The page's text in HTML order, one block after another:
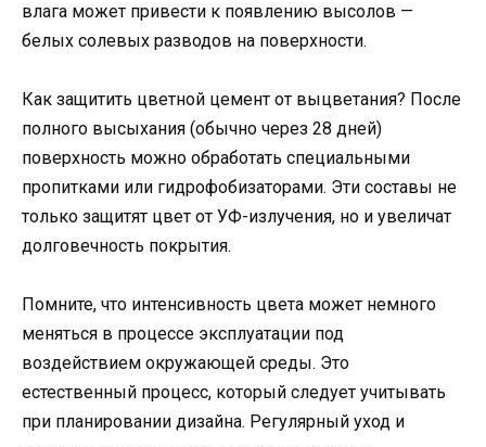
влага может привести к появлению высолов —
белых солевых разводов на поверхности.
Как защитить цветной цемент от выцветания? После
полного высыхания (обычно через 28 дней)
поверхность можно обработать специальными
пропитками или гидрофобизаторами. Эти составы не
только защитят цвет от УФ-излучения, но и увеличат
долговечность покрытия.
Помните, что интенсивность цвета может немного
меняться в процессе эксплуатации под
воздействием окружающей среды. Это
естественный процесс, который следует учитывать
при планировании дизайна. Регулярный уход и